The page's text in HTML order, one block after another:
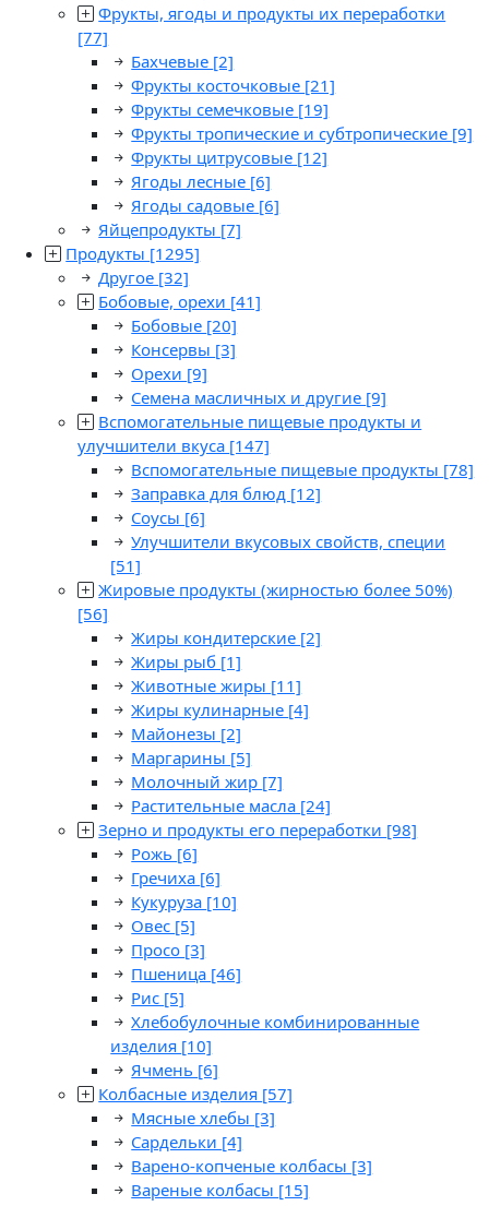
Фрукты, ягоды и продукты их переработки
[77]
Бахчевые [2]
Фрукты косточковые [21]
Фрукты семечковые [19]
Фрукты тропические и субтропические [9]
Фрукты цитрусовые [12]
Ягоды лесные [6]
Ягоды садовые [6]
Яйцепродукты [7]
Продукты [1295]
Другое [32]
Бобовые, орехи [41]
Бобовые [20]
Консервы [3]
Орехи [9]
Семена масличных и другие [9]
Вспомогательные пищевые продукты и
улучшители вкуса [147]
Вспомогательные пищевые продукты [78]
Заправка для блюд [12]
Соусы [6]
Улучшители вкусовых свойств, специи
[51]
Жировые продукты (жирностью более 50%)
[56]
Жиры кондитерские [2]
Жиры рыб [1]
Животные жиры [11]
Жиры кулинарные [4]
Майонезы [2]
Маргарины [5]
Молочный жир [7]
Растительные масла [24]
Зерно и продукты его переработки [98]
Рожь [6]
Гречиха [6]
Кукуруза [10]
Овес [5]
Просо [3]
Пшеница [46]
Рис [5]
Хлебобулочные комбинированные
изделия [10]
Ячмень [6]
Колбасные изделия [57]
Мясные хлебы [3]
Сардельки [4]
Варено-копченые колбасы [3]
Вареные колбасы [15]